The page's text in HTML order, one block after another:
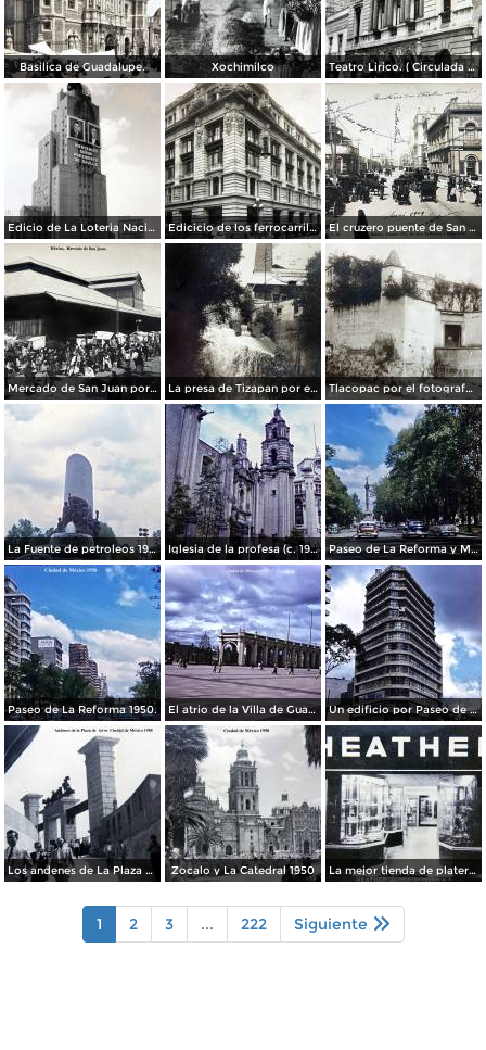
Basilica de Guadalupe. Xochimilco Teatro Lirico. ( Circulada el 1 de Agosto de 1926 ).
Edicio de La Loteria Nacional Ciudad de México Abril de 1964 Edicicio de los ferrocarriles. El cruzero puente de San Francisco y Guardiola por el fotografo Felix Miret.
Mercado de San Juan por el fotografo Felix Miret La presa de Tizapan por el fotografo Fernando Kososky. ( Circulada el 22 de Diembre de 1910 ). Tlacopac por el fotografo Hugo Brehme.
La Fuente de petroleos 1950. Iglesia de la profesa (c. 1950) Paseo de La Reforma y Mto a La Independencia 1950
Paseo de La Reforma 1950. El atrio de la Villa de Guadalupe 1950. Un edificio por Paseo de La Reforma 1950
Los andenes de La Plaza de toros Ciudad de México 1950 Zocalo y La Catedral 1950 La mejor tienda de plateria.
1 2 3 ... 222 Siguiente